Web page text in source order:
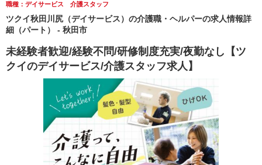
職種：デイサービス 介護スタッフ
ツクイ秋田川尻（デイサービス）の介護職・ヘルパーの求人情報詳
細（パート） - 秋田市
未経験者歓迎/経験不問/研修制度充実/夜勤なし【ツ
クイのデイサービス/介護スタッフ求人】